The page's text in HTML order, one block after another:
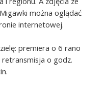
można oglądać
internetowej.
premiera o 6 rano
o godz.